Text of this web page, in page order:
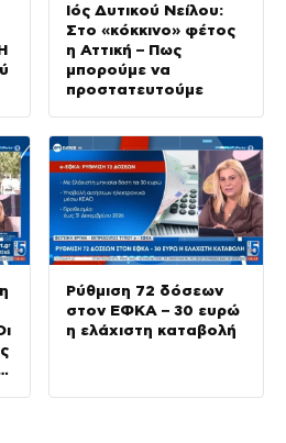
Ιός Δυτικού Νείλου:
Στο «κόκκινο» φέτος
η Αττική – Πως
μπορούμε να
προστατευτούμε
Ρύθμιση 72 δόσεων
στον ΕΦΚΑ – 30 ευρώ
η ελάχιστη καταβολή